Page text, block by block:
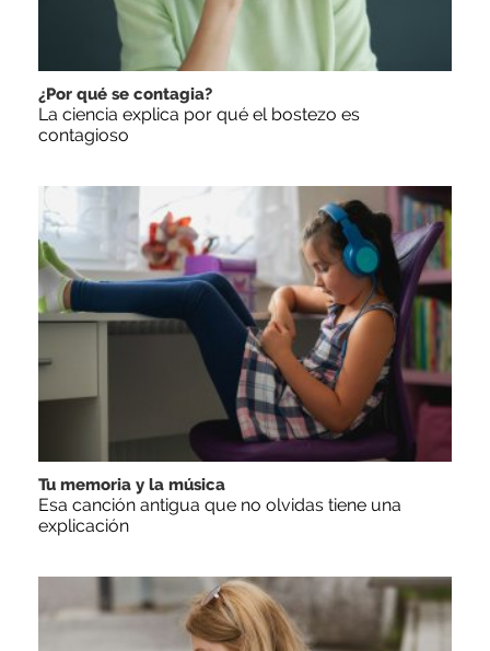
¿Por qué se contagia?
La ciencia explica por qué el bostezo es
contagioso
Tu memoria y la música
Esa canción antigua que no olvidas tiene una
explicación